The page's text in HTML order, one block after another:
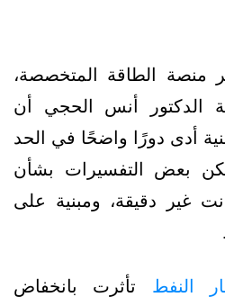
منصة الطاقة المتخصصة،
الدكتور أنس الحجي أن
أدى دورًا واضحًا في الحد
لكن بعض التفسيرات بشأن
غير دقيقة، ومبنية على
النفط تأثرت بانخفاض